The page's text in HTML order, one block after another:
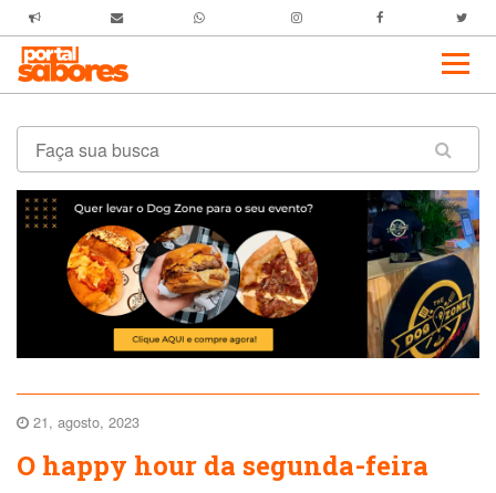
21, agosto, 2023
O happy hour da segunda-feira